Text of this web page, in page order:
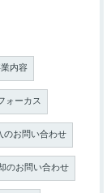
内容
ォーカス
のお問い合わせ
のお問い合わせ